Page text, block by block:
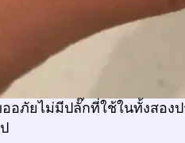
อภัยไม่มีปลั๊กที่ใช้ในทั้งสอง